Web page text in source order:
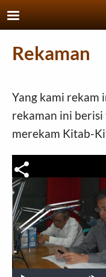
Skip to main content
Rekaman
Yang kami rekam
rekaman ini
merekam Kitab-